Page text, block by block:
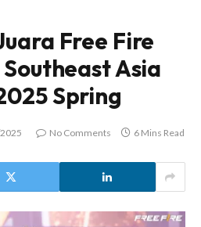
Free Fire
Asia
Spring
No Comments 6 Mins Read